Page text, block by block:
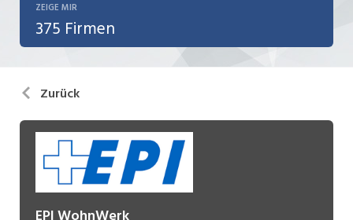
ZEIGE MIR
375 Firmen
Zurück